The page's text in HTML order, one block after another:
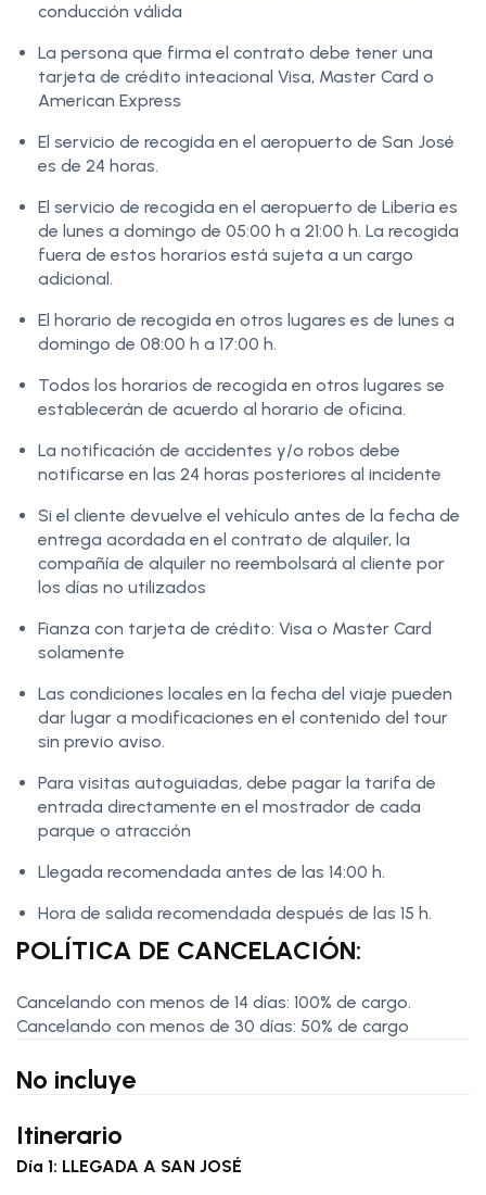
conducción válida
La persona que firma el contrato debe tener una
tarjeta de crédito inteacional Visa, Master Card o
American Express
El servicio de recogida en el aeropuerto de San José
es de 24 horas.
El servicio de recogida en el aeropuerto de Liberia es
de lunes a domingo de 05:00 h a 21:00 h. La recogida
fuera de estos horarios está sujeta a un cargo
adicional.
El horario de recogida en otros lugares es de lunes a
domingo de 08:00 h a 17:00 h.
Todos los horarios de recogida en otros lugares se
establecerán de acuerdo al horario de oficina.
La notificación de accidentes y/o robos debe
notificarse en las 24 horas posteriores al incidente
Si el cliente devuelve el vehículo antes de la fecha de
entrega acordada en el contrato de alquiler, la
compañía de alquiler no reembolsará al cliente por
los días no utilizados
Fianza con tarjeta de crédito: Visa o Master Card
solamente
Las condiciones locales en la fecha del viaje pueden
dar lugar a modificaciones en el contenido del tour
sin previo aviso.
Para visitas autoguiadas, debe pagar la tarifa de
entrada directamente en el mostrador de cada
parque o atracción
Llegada recomendada antes de las 14:00 h.
Hora de salida recomendada después de las 15 h.
POLÍTICA DE CANCELACIÓN:
Cancelando con menos de 14 días: 100% de cargo.
Cancelando con menos de 30 días: 50% de cargo
No incluye
Itinerario
Día 1: LLEGADA A SAN JOSÉ